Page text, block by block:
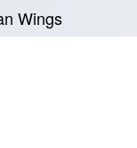
Wings